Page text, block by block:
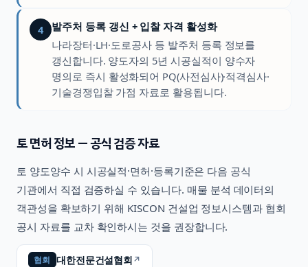
4
발주처 등록 갱신 + 입찰 자격 활성화
나라장터·LH·도로공사 등 발주처 등록 정보를
갱신합니다. 양도자의 5년 시공실적이 양수자
명의로 즉시 활성화되어 PQ(사전심사)·적격심사·
기술경쟁입찰 가점 자료로 활용됩니다.
토면허 정보 — 공식 검증 자료
토 양도양수 시 시공실적·면허·등록기준은 다음 공식
기관에서 직접 검증하실 수 있습니다. 매물 분석 데이터의
객관성을 확보하기 위해 KISCON 건설업 정보시스템과 협회
공시 자료를 교차 확인하시는 것을 권장합니다.
협회 대한전문건설협회↗